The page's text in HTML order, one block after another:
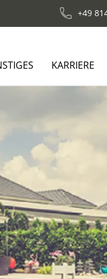
+49
KARRIERE